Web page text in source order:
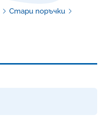
Стари поръчки